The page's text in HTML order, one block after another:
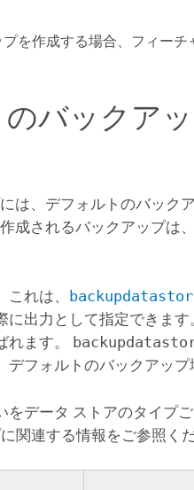
を作成する場合、フィーチ
のバックア
は、デフォルトのバック
成されるバックアップは
れは、
に出力として指定できま
れます。
フォルトのバックアップ
をデータ ストアのタイプ
関連する情報をご参照くだ